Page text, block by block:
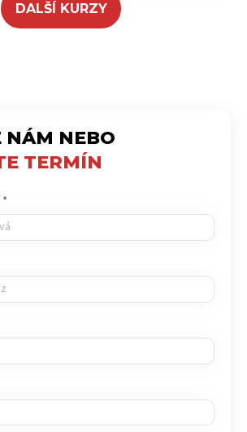
DALŠÍ KURZY
NÁM NEBO
TERMÍN
*